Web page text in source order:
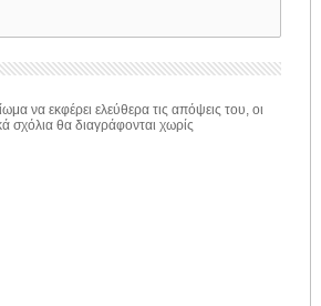
να εκφέρει ελεύθερα τις απόψεις του, οι
σχόλια θα διαγράφονται χωρίς